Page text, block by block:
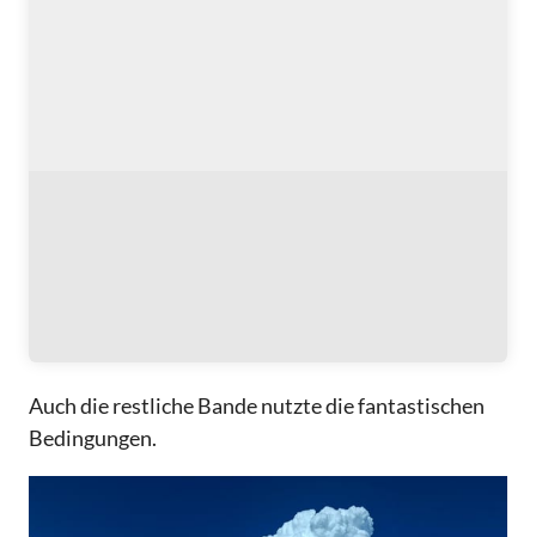
Auch die restliche Bande nutzte die fantastischen
Bedingungen.